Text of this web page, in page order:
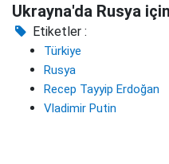
Ukrayna'da Rusya
Etiketler :
Türkiye
Rusya
Recep Tayyip Erdoğan
Vladimir Putin